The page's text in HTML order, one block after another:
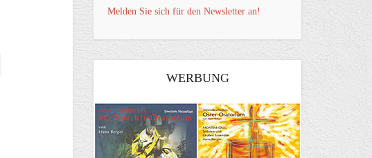
Melden Sie sich für den Newsletter an!
WERBUNG